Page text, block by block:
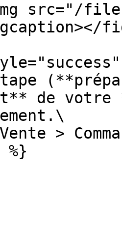
src="/files/
de votre
>